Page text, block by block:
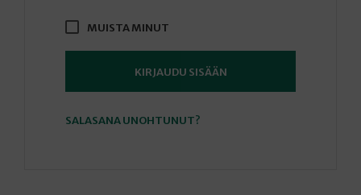
MUISTA MINUT
KIRJAUDU SISÄÄN
SALASANA UNOHTUNUT?